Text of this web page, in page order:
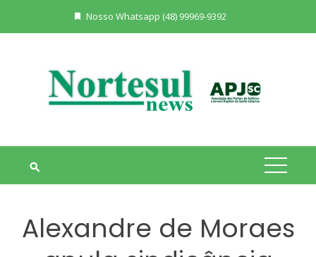
Nosso Whatsapp (48) 99969-9392
Alexandre de Moraes